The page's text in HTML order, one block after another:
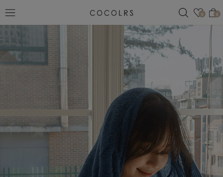
관심
0 0
검색